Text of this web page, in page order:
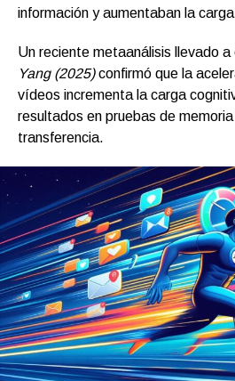
información y aumentaban la
Un reciente metaanálisis llevado a
Yang (2025)confirmó que la
vídeos incrementa la carga
resultados en pruebas de
transferencia.